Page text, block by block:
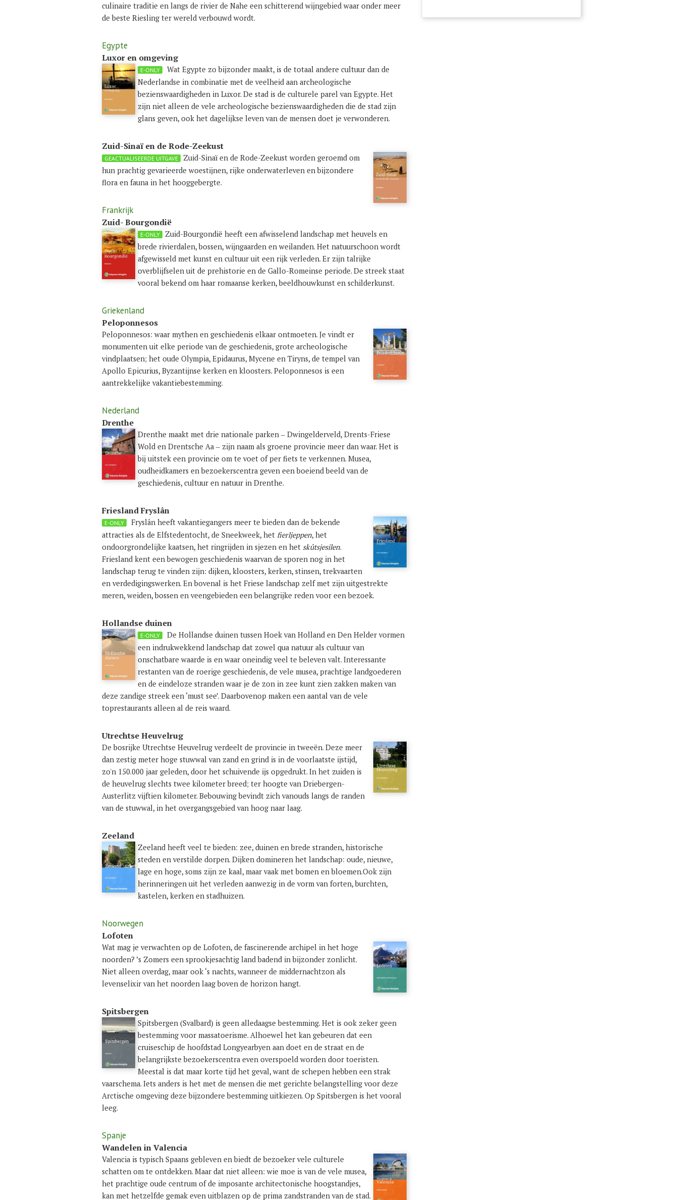
culinaire traditie en langs de rivier de Nahe een schitterend wijngebied waar onder meer
de beste Riesling ter wereld verbouwd wordt.
Egypte
Luxor en omgeving
E-ONLY
Wat Egypte zo bijzonder maakt, is de totaal andere cultuur dan de
Nederlandse in combinatie met de veelheid aan archeologische
bezienswaardigheden in Luxor. De stad is de culturele parel van Egypte. Het
zijn niet alleen de vele archeologische bezienswaardigheden die de stad zijn
glans geven, ook het dagelijkse leven van de mensen doet je verwonderen.
Zuid-Sinaï en de Rode-Zeekust
GEACTUALISEERDE UITGAVE
Zuid-Sinaï en de Rode-Zeekust worden geroemd om
hun prachtig gevarieerde woestijnen, rijke onderwaterleven en bijzondere
flora en fauna in het hooggebergte.
Frankrijk
Zuid- Bourgondië
E-ONLY
Zuid-Bourgondië heeft een afwisselend landschap met heuvels en
brede rivierdalen, bossen, wijngaarden en weilanden. Het natuurschoon wordt
afgewisseld met kunst en cultuur uit een rijk verleden. Er zijn talrijke
overblijfselen uit de prehistorie en de Gallo-Romeinse periode. De streek staat
vooral bekend om haar romaanse kerken, beeldhouwkunst en schilderkunst.
Griekenland
Peloponnesos
Peloponnesos: waar mythen en geschiedenis elkaar ontmoeten. Je vindt er
monumenten uit elke periode van de geschiedenis, grote archeologische
vindplaatsen; het oude Olympia, Epidaurus, Mycene en Tiryns, de tempel van
Apollo Epicurius, Byzantijnse kerken en kloosters. Peloponnesos is een
aantrekkelijke vakantiebestemming.
Nederland
Drenthe
Drenthe maakt met drie nationale parken ‒ Dwingelderveld, Drents-Friese
Wold en Drentsche Aa ‒ zijn naam als groene provincie meer dan waar. Het is
bij uitstek een provincie om te voet of per fiets te verkennen. Musea,
oudheidkamers en bezoekerscentra geven een boeiend beeld van de
geschiedenis, cultuur en natuur in Drenthe.
Friesland Fryslân
E-ONLY
Fryslân heeft vakantiegangers meer te bieden dan de bekende
attracties als de Elfstedentocht, de Sneekweek, het fierljeppen, het
ondoorgrondelijke kaatsen, het ringrijden in sjezen en het skûtsjesilen.
Friesland kent een bewogen geschiedenis waarvan de sporen nog in het
landschap terug te vinden zijn: dijken, kloosters, kerken, stinsen, trekvaarten
en verdedigingswerken. En bovenal is het Friese landschap zelf met zijn uitgestrekte
meren, weiden, bossen en veengebieden een belangrijke reden voor een bezoek.
Hollandse duinen
E-ONLY
De Hollandse duinen tussen Hoek van Holland en Den Helder vormen
een indrukwekkend landschap dat zowel qua natuur als cultuur van
onschatbare waarde is en waar oneindig veel te beleven valt. Interessante
restanten van de roerige geschiedenis, de vele musea, prachtige landgoederen
en de eindeloze stranden waar je de zon in zee kunt zien zakken maken van
deze zandige streek een ‘must see’. Daarbovenop maken een aantal van de vele
toprestaurants alleen al de reis waard.
Utrechtse Heuvelrug
De bosrijke Utrechtse Heuvelrug verdeelt de provincie in tweeën. Deze meer
dan zestig meter hoge stuwwal van zand en grind is in de voorlaatste ijstijd,
zo'n 150.000 jaar geleden, door het schuivende ijs opgedrukt. In het zuiden is
de heuvelrug slechts twee kilometer breed; ter hoogte van Driebergen-
Austerlitz vijftien kilometer. Bebouwing bevindt zich vanouds langs de randen
van de stuwwal, in het overgangsgebied van hoog naar laag.
Zeeland
Zeeland heeft veel te bieden: zee, duinen en brede stranden, historische
steden en verstilde dorpen. Dijken domineren het landschap: oude, nieuwe,
lage en hoge, soms zijn ze kaal, maar vaak met bomen en bloemen.Ook zijn
herinneringen uit het verleden aanwezig in de vorm van forten, burchten,
kastelen, kerken en stadhuizen.
Noorwegen
Lofoten
Wat mag je verwachten op de Lofoten, de fascinerende archipel in het hoge
noorden? ’s Zomers een sprookjesachtig land badend in bijzonder zonlicht.
Niet alleen overdag, maar ook ‘s nachts, wanneer de middernachtzon als
levenselixir van het noorden laag boven de horizon hangt.
Spitsbergen
Spitsbergen (Svalbard) is geen alledaagse bestemming. Het is ook zeker geen
bestemming voor massatoerisme. Alhoewel het kan gebeuren dat een
cruiseschip de hoofdstad Longyearbyen aan doet en de straat en de
belangrijkste bezoekerscentra even overspoeld worden door toeristen.
Meestal is dat maar korte tijd het geval, want de schepen hebben een strak
vaarschema. Iets anders is het met de mensen die met gerichte belangstelling voor deze
Arctische omgeving deze bijzondere bestemming uitkiezen. Op Spitsbergen is het vooral
leeg.
Spanje
Wandelen in Valencia
Valencia is typisch Spaans gebleven en biedt de bezoeker vele culturele
schatten om te ontdekken. Maar dat niet alleen: wie moe is van de vele musea,
het prachtige oude centrum of de imposante architectonische hoogstandjes,
kan met hetzelfde gemak even uitblazen op de prima zandstranden van de stad.